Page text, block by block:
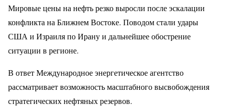
Мировые цены на нефть резко выросли после эскалации
конфликта на Ближнем Востоке. Поводом стали удары
США и Израиля по Ирану и дальнейшее обострение
ситуации в регионе.
В ответ Международное энергетическое агентство
рассматривает возможность масштабного высвобождения
стратегических нефтяных резервов.